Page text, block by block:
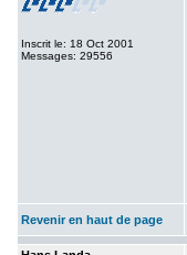
Inscrit le: 18 Oct 2001
Messages: 29556
Revenir en haut de page